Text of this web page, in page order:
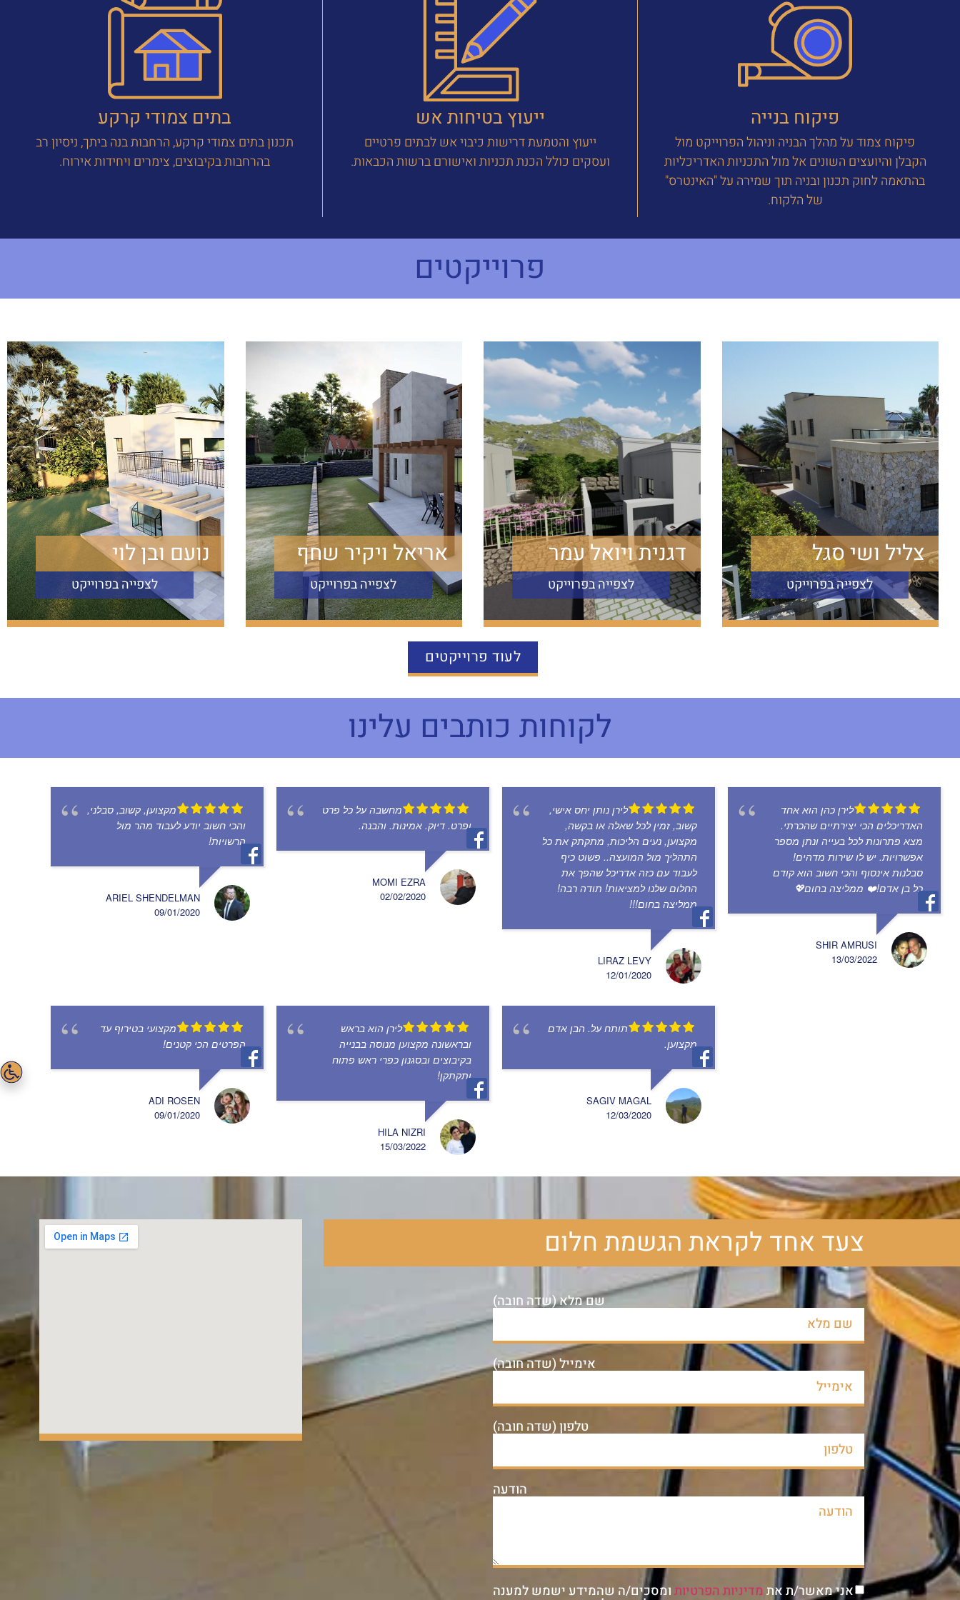
פיקוח בנייה
פיקוח צמוד על מהלך הבניה וניהול הפרוייקט מול
הקבלן והיועצים השונים אל מול התכניות האדריכליות
בהתאמה לחוק תכנון ובניה תוך שמירה על "האינטרס"
של הלקוח.
ייעוץ בטיחות אש
ייעוץ והטמעת דרישות כיבוי אש לבתים פרטיים
ועסקים כולל הכנת תכניות ואישורם ברשות הכבאות.
בתים צמודי קרקע
תכנון בתים צמודי קרקע, הרחבות בנה ביתך, ניסיון רב
בהרחבות בקיבוצים, צימרים ויחידות אירוח.
פרוייקטים
צליל ושי סגל
לצפייה בפרוייקט
דגנית ויואל עמר
לצפייה בפרוייקט
אריאל ויקיר שחף
לצפייה בפרוייקט
נועם ובן לוי
לצפייה בפרוייקט
לעוד פרוייקטים
לקוחות כותבים עלינו
מקצוען, קשוב, סבלני,
והכי חשוב יודע לעבוד מהר מול
הרשויות!
ARIEL SHENDELMAN
09/01/2020
מחשבה על כל פרט
ופרט. דיוק. אמינות. והבנה.
MOMI EZRA
02/02/2020
לירן נותן יחס אישי,
קשוב, זמין לכל שאלה או בקשה,
מקצוען, נעים הליכות, מתקתק את כל
התהליך מול המועצה.. פשוט כיף
לעבוד עם כזה אדריכל שהפך את
החלום שלנו למציאות! תודה רבה!
ממליצה בחום!!!
LIRAZ LEVY
12/01/2020
לירן כהן הוא אחד
האדריכלים הכי יצירתיים שהכרתי.
מצא פתרונות לכל בעייה ונתן מספר
אפשרויות. יש לו שירות מדהים!
סבלנות אינסוף והכי חשוב הוא קודם
כל בן אדם!❤️ ממליצה בחום💖
SHIR AMRUSI
13/03/2022
מקצועי בטירוף עד
הפרטים הכי קטנים!
ADI ROSEN
09/01/2020
לירן הוא בראש
ובראשונה מקצוען מנוסה בבנייה
בקיבוצים ובסגנון כפרי ראש פתוח
ותקתקן!
HILA NIZRI
15/03/2022
תותח על. הבן אדם
מקצוען.
SAGIV MAGAL
12/03/2020
צעד אחד לקראת הגשמת חלום
שם מלא (שדה חובה)
אימייל (שדה חובה)
טלפון (שדה חובה)
הודעה
אני מאשר/ת אתמדיניות הפרטיותומסכים/ה שהמידע ישמש למענה